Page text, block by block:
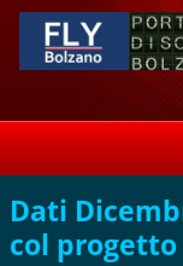
Dati
col progetto